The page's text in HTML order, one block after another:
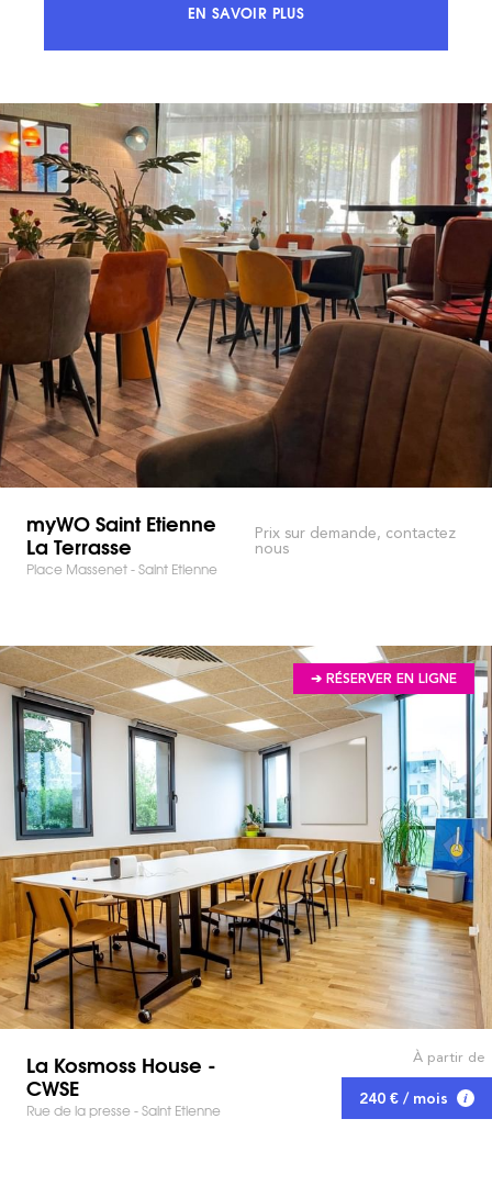
EN SAVOIR PLUSACCÉDEZ À 100% DU MARCHÉ ET
myWO Saint Etienne
La Terrasse
Place Massenet - Saint Etienne
Prix sur demande, contactez
nous
➔ RÉSERVER EN LIGNE
La Kosmoss House -
CWSE
Rue de la presse - Saint Etienne
À partir de
240 € / mois